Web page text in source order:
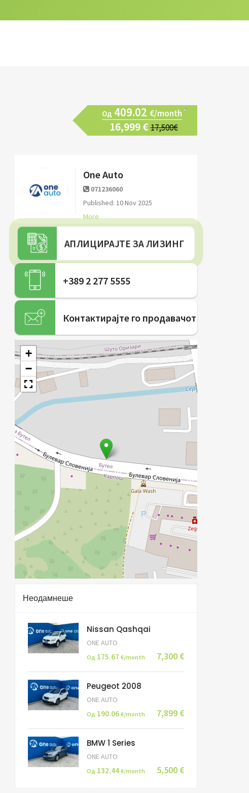
Од 409.02 €/month
16,999 €17,500€
One Auto
071236060
Published: 10 Nov 2025
More
АПЛИЦИРАЈТЕ ЗА ЛИЗИНГ
+389 2 277 5555
Контактирајте го продавачот
+
−
Неодамнеше
Nissan Qashqai
ONE AUTO
Од 175.67 €/month 7,300 €
Peugeot 2008
ONE AUTO
Од 190.06 €/month 7,899 €
BMW 1 Series
ONE AUTO
Од 132.44 €/month 5,500 €